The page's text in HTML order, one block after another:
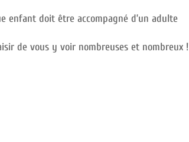
enfant doit être accompagné d’un adulte
de vous y voir nombreuses et nombreux !